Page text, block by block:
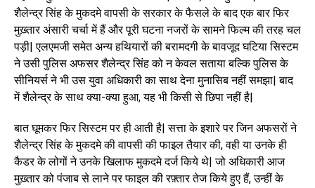
शैलेन्द्र सिंह के मुकदमे वापसी के सरकार के फैसले के बाद एक बार फिर
मुख़्तार अंसारी चर्चा में हैं और पूरी घटना नजरों के सामने फिल्म की तरह चल
पड़ी| एलएमजी समेत अन्य हथियारों की बरामदगी के बावजूद घटिया सिस्टम
ने उसी पुलिस अफसर शैलेन्द्र सिंह को न केवल सताया बल्कि पुलिस के
सीनियर्स ने भी उस युवा अधिकारी का साथ देना मुनासिब नहीं समझा| बाद
में शैलेन्द्र के साथ क्या-क्या हुआ, यह भी किसी से छिपा नहीं है|
बात घूमकर फिर सिस्टम पर ही आती है| सत्ता के इशारे पर जिन अफसरों ने
शैलेन्द्र सिंह के मुकदमे की वापसी की फाइल तैयार की, वही या उनके ही
कैडर के लोगों ने उनके खिलाफ मुकदमे दर्ज किये थे| जो अधिकारी आज
मुख़्तार को पंजाब से लाने पर फाइल की रफ़्तार तेज किये हुए हैं, उन्हीं के